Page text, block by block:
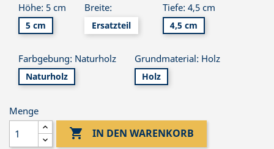
Höhe: 5 cm
5 cm
Breite:
Ersatzteil
Tiefe: 4,5 cm
4,5 cm
Farbgebung: Naturholz
Naturholz
Grundmaterial: Holz
Holz
Menge
 IN DEN WARENKORB